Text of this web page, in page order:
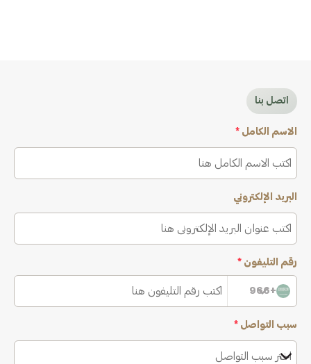
اتصل بنا
الاسم الكامل *
البريد الإلكتروني
رقم التليفون *
+966
سبب التواصل *
اختر سبب التواصل